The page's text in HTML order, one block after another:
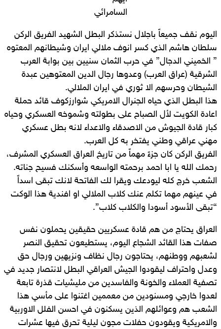
السامرائي
اليوم نقف جميعاً باجلال نستذكر البطل الشهيد الفريق الركن
سلطان هاشم الذي كسر انوف ملالي ايران وشيطانهم المعتوه
” الخميني الدجال” في حرب الثمان سنيين بين بوابة العرب
الشرقية (عراق العرب) وعدوها رجال الدين المعتوهين عبدة
الشيطان وحرسهم الا ثوري في ايران الملالي.
هذا البطل الذي حياه الجنرال الامريكي شوارزكوف قائد حملة
اعادة الكويت لأل الصباح على بطولته وشموخه العسكري وحياه
كبار قادة الجيوش من الاصدقاء والاعداء لانه بطل عسكري
مهني عراقي وطني يفتخر به كل العرب.
الفريق الركن كان جزءً مهماً من تاريخ العراق العسكري المشرف،
رحمك الله يا ابا احمد برحمته الواسعه وأسكنك فسيح جناته.
الشعب خرج كله ليودعك ويقرا لك الفاتحة لانك تبقى اسداً
في عينهم مهما تكلم عنك كلاب الملالي او افندية هذا الوكت
“تبقى الأسود أسودا والكلاب كلاب”.
العراق يحتاج من هم قادة عسكريين حقيقين يحملون نفس
صفات هذا القائد الشجاع اليوم، يستطيعون تحقيق النصر
لشعبهم ووطنهم، يحتاجون رجال نظاف ونزيهين ورجال حق
وعدل واحتراف ليقودوا الجيش العراقي البطل لانتصار جديد في
تصفية العملاء والخونة والفاسدين من مليشيات قذرة تابعة
لعدوا خارجي ومسنودين من معممين اغتنوا على مأسي هذا
الشعب هم وعوائلهم الذين يسكنون في احسن الفلل الاوربية
والامريكية ويقودون حفلات مجون ليلية تحرق فيها عشرات